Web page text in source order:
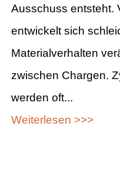
Ausschuss entsteht.
entwickelt sich
Materialverhalten
zwischen Chargen.
werden oft...
Weiterlesen >>>